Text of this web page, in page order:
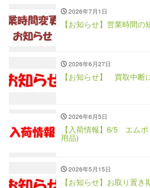
2026年7月1日
【お知らせ】営業時間
2026年6月27日
【お知らせ】 買取中断
2026年6月5日
【入荷情報】6/5 エム
用品)
2026年5月15日
【お知らせ】お取り置き